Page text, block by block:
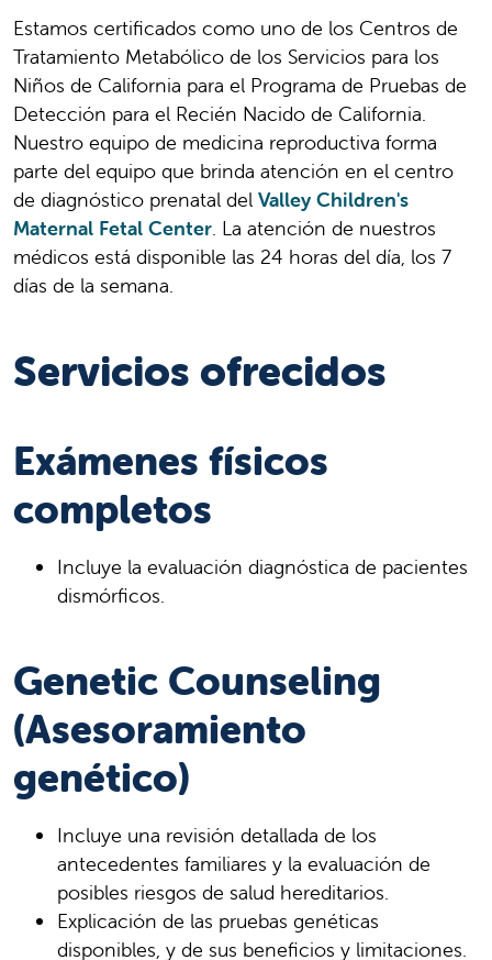
Estamos certificados como uno de los Centros de
Tratamiento Metabólico de los Servicios para los
Niños de California para el Programa de Pruebas de
Detección para el Recién Nacido de California.
Nuestro equipo de medicina reproductiva forma
parte del equipo que brinda atención en el centro
de diagnóstico prenatal del Valley Children's
Maternal Fetal Center. La atención de nuestros
médicos está disponible las 24 horas del día, los 7
días de la semana.
Servicios ofrecidos
Exámenes físicos
completos
Incluye la evaluación diagnóstica de pacientes
dismórficos.
Genetic Counseling
(Asesoramiento
genético)
Incluye una revisión detallada de los
antecedentes familiares y la evaluación de
posibles riesgos de salud hereditarios.
Explicación de las pruebas genéticas
disponibles, y de sus beneficios y limitaciones.